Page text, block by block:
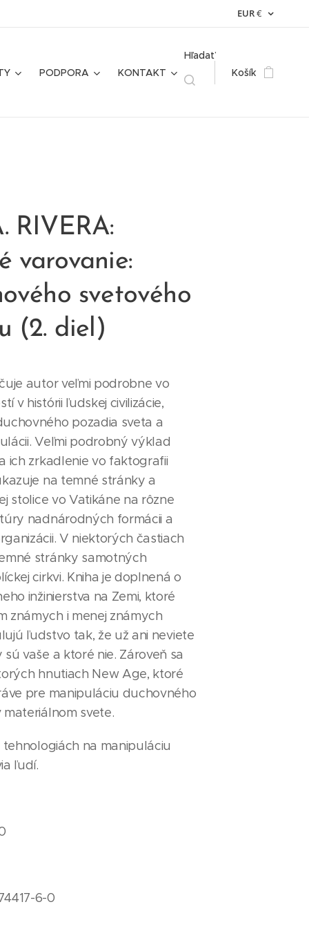
EUR€
PODPORA KONTAKT
Hľadať
Košík
RIVERA:
varovanie:
svetového
(2. diel)
autor veľmi podrobne vo
v histórii ľudskej civilizácie,
pozadia sveta a
Veľmi podrobný výklad
ich zrkadlenie vo faktografii
na temné stránky a
stolice vo Vatikáne na rôzne
nadnárodných formácii a
V niektorých častiach
stránky samotných
cirkvi. Kniha je doplnená o
inžinierstva na Zemi, ktoré
známych i menej známych
ľudstvo tak, že už ani neviete
vaše a ktoré nie. Zároveň sa
hnutiach New Age, ktoré
pre manipuláciu duchovného
svete.
tehnologiách na manipuláciu
ľudí.
6-0